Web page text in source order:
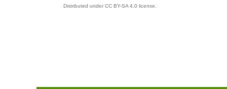
Distributed under CC BY-SA 4.0 license.